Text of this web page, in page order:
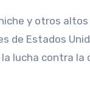
y otros
Estados
lucha contra